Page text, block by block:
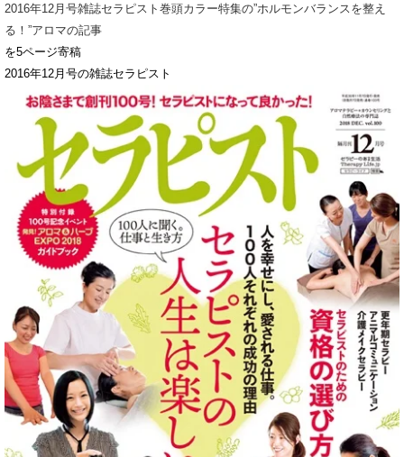
2016年12月号雑誌セラピスト巻頭カラー特集の”ホルモンバランスを整え
る！”アロマの記事
を5ページ寄稿
2016年12月号の雑誌セラピスト